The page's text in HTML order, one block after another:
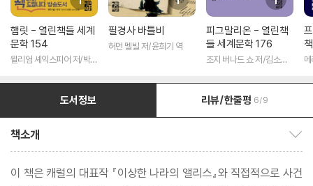
햄릿 - 열린책들 세계
문학 154
윌리엄 셰익스피어 저/박우
필경사 바틀비
허먼 멜빌 저/윤희기 역
피그말리온 - 열린책
들 세계문학 176
조지 버나드 쇼 저/김소임
도서정보 리뷰/한줄평 6/9
책소개
이 책은 캐럴의 대표작 『이상한 나라의 앨리스』와 직접적으로 사건